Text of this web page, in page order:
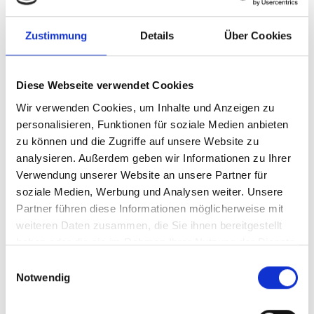
Zustimmung Details Über Cookies
Diese Webseite verwendet Cookies
Wir verwenden Cookies, um Inhalte und Anzeigen zu
personalisieren, Funktionen für soziale Medien anbieten
zu können und die Zugriffe auf unsere Website zu
analysieren. Außerdem geben wir Informationen zu Ihrer
Verwendung unserer Website an unsere Partner für
soziale Medien, Werbung und Analysen weiter. Unsere
Partner führen diese Informationen möglicherweise mit
weiteren Daten zusammen, die Sie ihnen bereitgestellt
haben oder die sie im Rahmen Ihrer Nutzung der Dienste
Notwendig
Die Mannschaftsräume der Feuerwehr Unterdigisheim
befinden sich im ehemaligen Farrenstall in der Ortsmitte.
Mannschaftsraum geschaffen. In den Jahren 2001 und
2011 konnte nochmals eine wiederum in kompletter
Eigenleistung durchgeführte Erweiterung des
Mannschaftsraumes, sowie ein Anbau der jetzigen
Fahrzeughalle erstellt werden. Die Mannschaftsstärke der
Abteilung im kleinsten Ortsteil der Stadt Meßstetten
beläuft sich derzeit auf 36 Aktive und 11 Mann in der
Altersabteilung.